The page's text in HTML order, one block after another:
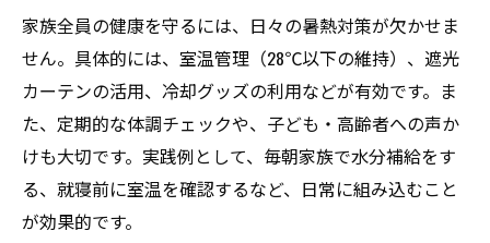
熱中症対策を日常に取り入れる健康管理術
健康を守るための家庭内対話と情報共有
熱中症への理解が深まる専門用語の解説
健康と関連する熱中症専門用語の基礎知識
熱中症対策に役立つ医学用語のわかりやす
い解説
家族全員の健康を守るには、日々の暑熱対策が欠かせま
せん。具体的には、室温管理（28℃以下の維持）、遮光
カーテンの活用、冷却グッズの利用などが有効です。ま
た、定期的な体調チェックや、子ども・高齢者への声か
けも大切です。実践例として、毎朝家族で水分補給をす
る、就寝前に室温を確認するなど、日常に組み込むこと
が効果的です。